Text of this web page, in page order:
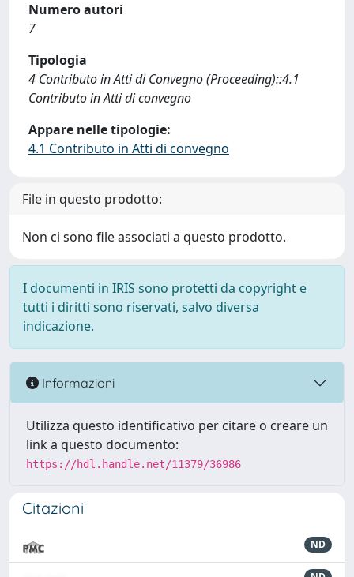
Numero autori
7
Tipologia
4 Contributo in Atti di Convegno (Proceeding)::4.1
Contributo in Atti di convegno
Appare nelle tipologie:
4.1 Contributo in Atti di convegno
File in questo prodotto:
Non ci sono file associati a questo prodotto.
I documenti in IRIS sono protetti da copyright e
tutti i diritti sono riservati, salvo diversa
indicazione.
Informazioni
Utilizza questo identificativo per citare o creare un
link a questo documento:
https://hdl.handle.net/11379/36986
Citazioni
ND